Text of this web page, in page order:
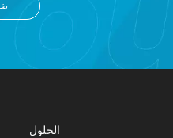
الحلول